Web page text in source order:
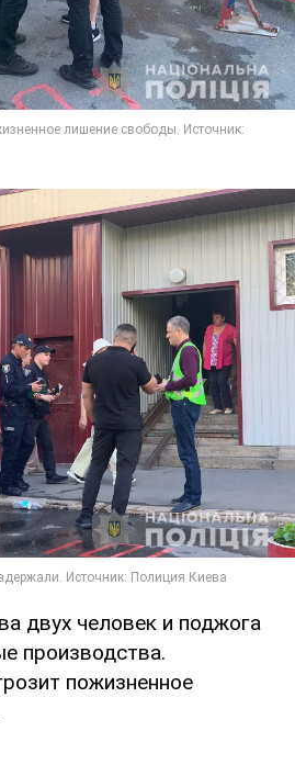
двух человек и поджога
производства.
пожизненное